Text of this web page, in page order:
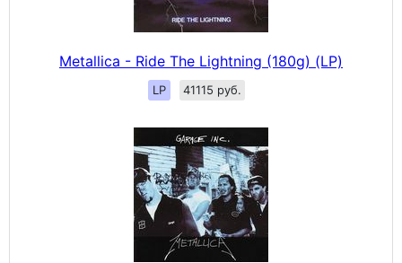
Metallica - Ride The Lightning (180g) (LP)
LP 41115 руб.